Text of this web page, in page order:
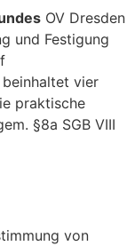
OV Dresden
und Festigung
vier
praktische
§8a SGB VIII
von